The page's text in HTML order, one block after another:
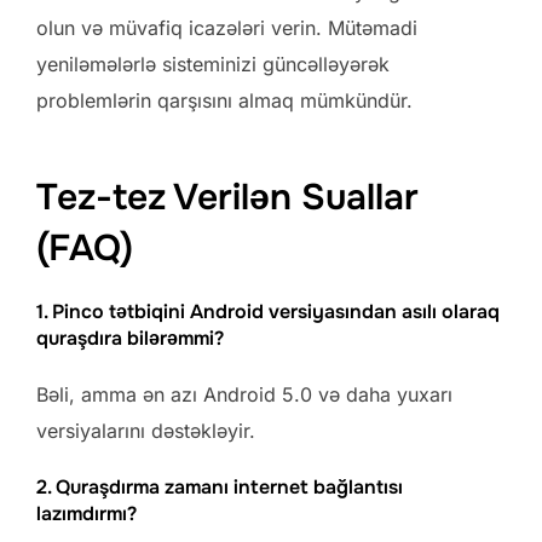
olun və müvafiq icazələri verin. Mütəmadi
yeniləmələrlə sisteminizi güncəlləyərək
problemlərin qarşısını almaq mümkündür.
Tez-tez Verilən Suallar
(FAQ)
1. Pinco tətbiqini Android versiyasından asılı olaraq
quraşdıra bilərəmmi?
Bəli, amma ən azı Android 5.0 və daha yuxarı
versiyalarını dəstəkləyir.
2. Quraşdırma zamanı internet bağlantısı
lazımdırmı?